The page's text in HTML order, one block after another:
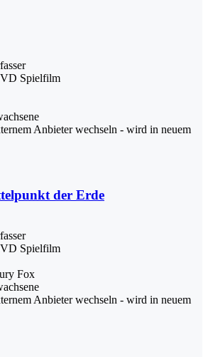
Spielfilm
Anbieter wechseln - wird in neuem
der Erde
Spielfilm
Fox
Anbieter wechseln - wird in neuem